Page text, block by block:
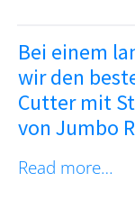
Bei einem
wir den
Cutter mit
von Jumbo
Read more…